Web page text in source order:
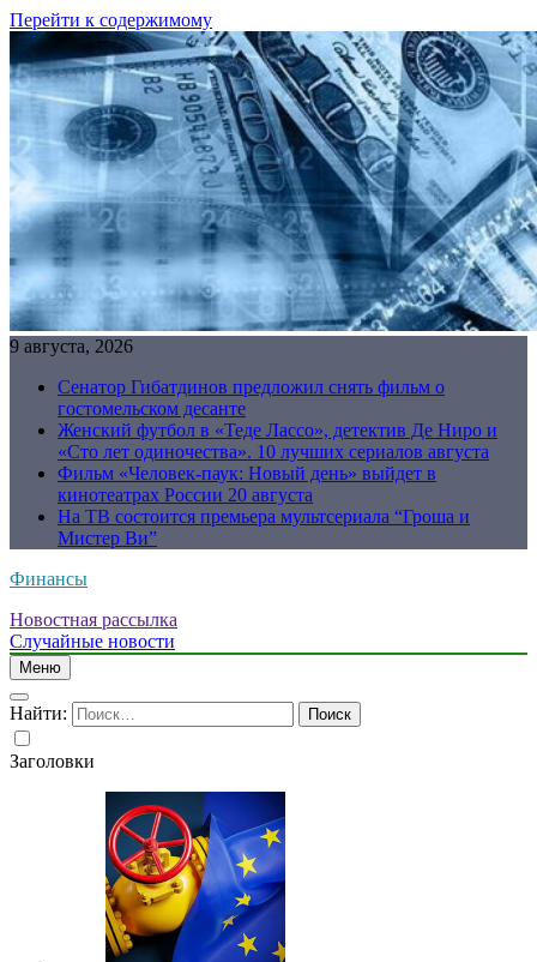
Перейти к содержимому
9 августа, 2026
Сенатор Гибатдинов предложил снять фильм о
гостомельском десанте
Женский футбол в «Теде Лассо», детектив Де Ниро и
«Сто лет одиночества». 10 лучших сериалов августа
Фильм «Человек-паук: Новый день» выйдет в
кинотеатрах России 20 августа
На ТВ состоится премьера мультсериала “Гроша и
Мистер Ви”
Финансы
Новостная рассылка
Случайные новости
Меню
Найти:
Заголовки